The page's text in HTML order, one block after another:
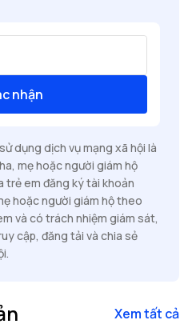
nhận
dụng dịch vụ mạng xã hội là
mẹ hoặc người giám hộ
trẻ em đăng ký tài khoản
hoặc người giám hộ theo
và có trách nhiệm giám sát,
cập, đăng tải và chia sẻ
Xem tất cả